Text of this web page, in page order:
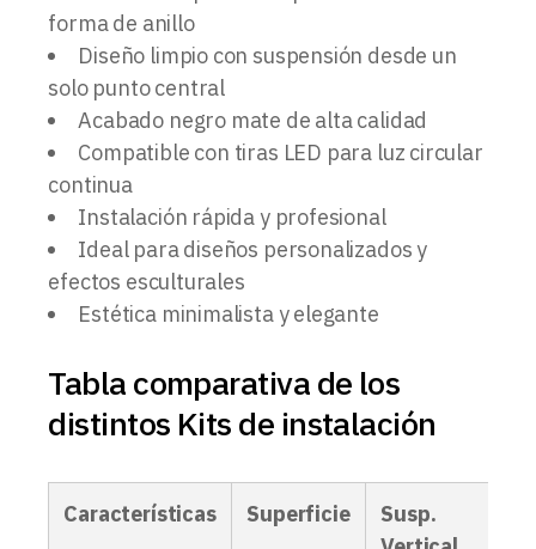
forma de anillo
Diseño limpio con suspensión desde un
solo punto central
Acabado negro mate de alta calidad
Compatible con tiras LED para luz circular
continua
Instalación rápida y profesional
Ideal para diseños personalizados y
efectos esculturales
Estética minimalista y elegante
Tabla comparativa de los
distintos Kits de instalación
Características Superficie
Susp.